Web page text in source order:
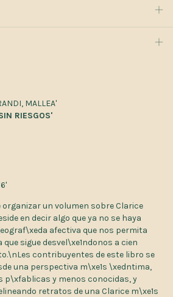
MALLEA'
RIESGOS'
organizar un volumen sobre Clarice
en decir algo que ya no se haya
afectiva que nos permita
sigue desvel\xe1ndonos a cien
contribuyentes de este libro se
una perspectiva m\xe1s \xedntima,
p\xfablicas y menos conocidas, y
retratos de una Clarice m\xe1s